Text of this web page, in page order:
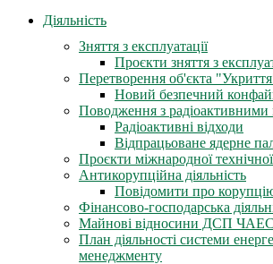
Діяльність
Зняття з експлуатації
Проєкти зняття з
Перетворення об'єкта
Новий безпечний
Поводження з радіоактивними
Радіоактивні відходи
Відпрацьоване ядерне
Проєкти міжнародної
Антикорупційна діяльність
Повідомити про
Фінансово-господарська
Майнові відносини ДСП ЧАЕС
План діяльності системи
менеджменту